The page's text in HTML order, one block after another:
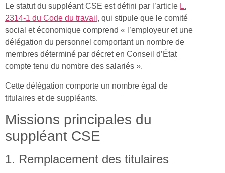
Le statut du suppléant CSE est défini par l’article L.
2314-1 du Code du travail , qui stipule que le comité
social et économique comprend « l’employeur et une
délégation du personnel comportant un nombre de
membres déterminé par décret en Conseil d’État
compte tenu du nombre des salariés ».
Cette délégation comporte un nombre égal de
titulaires et de suppléants.
Missions principales du
suppléant CSE
1. Remplacement des titulaires